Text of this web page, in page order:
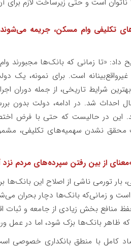
تکلیفی وام مسکن، جریمه
داد: «تا زمانی که بانک‌ها مجبورند
غیرواقع‌بینانه است. برای نمونه،
شرایط تاریخی، از جمله دوران
واحد در سال احداث شد. در ادامه، دولت
این در حالیست که حتی با فرض
محقق نشدن سهمیه‌های تکلیفی،
از بین رفتن سپرده‌های مردم
بار تورمی ناشی از اصلاح این
و زمانی‌که بانک‌ها دچار بحران
منافع بخش زیادی از جامعه و ثبات
بانک‌ها بزک شود، اما در عمل
کامل با منطق بانکداری خصوصی